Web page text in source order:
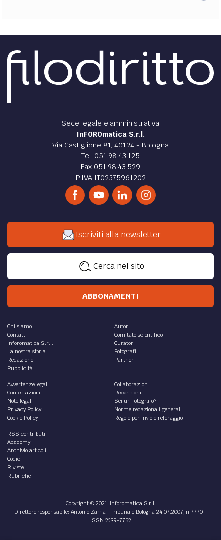
Sede legale e amministrativa
InFOROmatica S.r.l.
Via Castiglione 81, 40124 - Bologna
Tel. 051.98.43.125
Fax 051.98.43.529
P.IVA IT02575961202
Iscriviti alla newsletter
Cerca nel sito
ABBONAMENTI
Chi siamo
Contatti
Inforomatica S.r.l.
La nostra storia
Redazione
Pubblicità
Autori
Comitato scientifico
Curatori
Fotografi
Partner
Avvertenze legali
Contestazioni
Note legali
Privacy Policy
Cookie Policy
Collaborazioni
Recensioni
Sei un fotografo?
Norme redazionali generali
Regole per invio e referaggio
RSS contributi
Academy
Archivio articoli
Codici
Riviste
Rubriche
Copyright © 2021, Inforomatica S.r.l.
Direttore responsabile: Antonio Zama - Tribunale Bologna 24.07.2007, n.7770 -
ISSN 2239-7752